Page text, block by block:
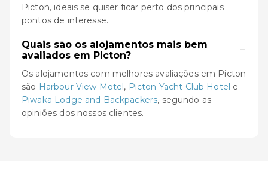
Picton, ideais se quiser ficar perto dos principais
pontos de interesse.
Quais são os alojamentos mais bem
avaliados em Picton?
−
Os alojamentos com melhores avaliações em Picton
são Harbour View Motel, Picton Yacht Club Hotel e
Piwaka Lodge and Backpackers, segundo as
opiniões dos nossos clientes.